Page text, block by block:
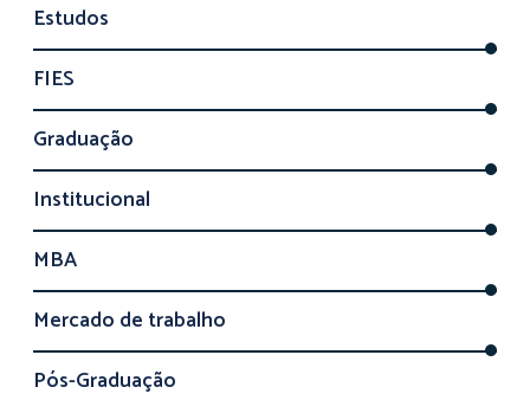
Estudos
FIES
Graduação
Institucional
MBA
Mercado de trabalho
Pós-Graduação